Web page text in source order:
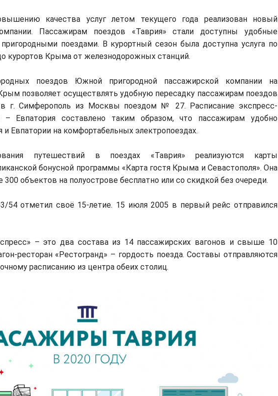
качества услуг летом текущего года реализован новый
Пассажирам поездов «Таврия» стали доступны удобные
поездами. В курортный сезон была доступна услуга по
курортов Крыма от железнодорожных станций.
поездов Южной пригородной пассажирской компании на
позволяет осуществлять удобную пересадку пассажирам поездов
г. Симферополь из Москвы поездом № 27. Расписание экспресс-
– Евпатория составлено таким образом, что пассажирам удобно
и Евпатории на комфортабельных электропоездах.
путешествий в поездах «Таврия» реализуются карты
бонусной программы «Карта гостя Крыма и Севастополя». Она
300 объектов на полуострове бесплатно или со скидкой без очереди.
54 отметил своё 15-летие. 15 июля 2005 в первый рейс отправился
– это два состава из 14 пассажирских вагонов и свыше 10
ресторан «Рестогранд» – гордость поезда. Составы отправляются
расписанию из центра обеих столиц.